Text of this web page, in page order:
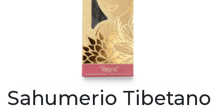
Sahumerio Tibetano